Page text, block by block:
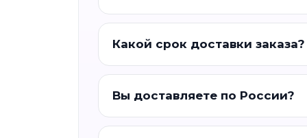
Какой срок доставки заказа?
Вы доставляете по России?